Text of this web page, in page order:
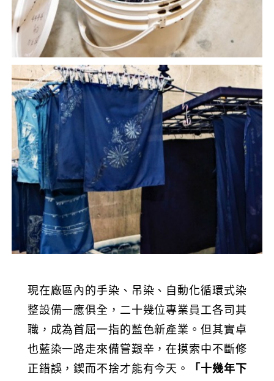
現在廠區內的手染、吊染、自動化循環式染
整設備一應俱全，二十幾位專業員工各司其
職，成為首屈一指的藍色新產業。但其實卓
也藍染一路走來備嘗艱辛，在摸索中不斷修
正錯誤，鍥而不捨才能有今天。
「十幾年下